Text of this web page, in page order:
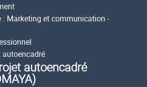
: Marketing et communication -
autoencadré